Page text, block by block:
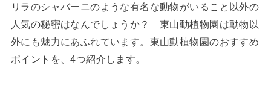
リラのシャバーニのような有名な動物がいること以外の
人気の秘密はなんでしょうか？ 東山動植物園は動物以
外にも魅力にあふれています。東山動植物園のおすすめ
ポイントを、4つ紹介します。